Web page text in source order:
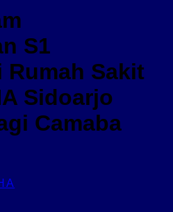
S1
Sakit
Sidoarjo
Camaba